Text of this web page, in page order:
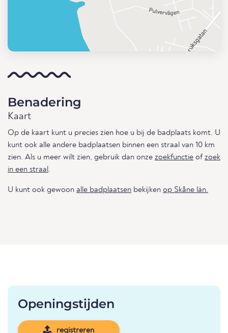
Benadering
Kaart
Op de kaart kunt u precies zien hoe u bij de badplaats komt. U
kunt ook alle andere badplaatsen binnen een straal van 10 km
zien. Als u meer wilt zien, gebruik dan onze zoekfunctie ofzoek
in een straal.
U kunt ook gewoon alle badplaatsen bekijken op Skåne län.
Openingstijden
registreren